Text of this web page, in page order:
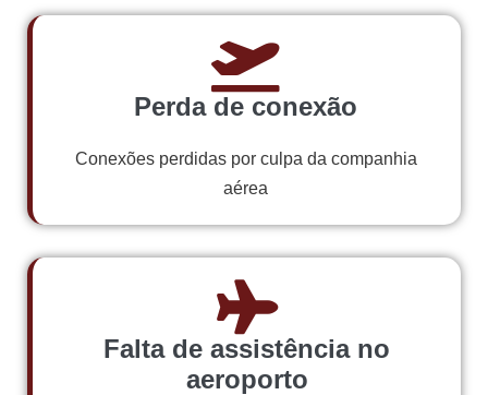
Perda de conexão
Conexões perdidas por culpa da companhia
aérea
Falta de assistência no
aeroporto